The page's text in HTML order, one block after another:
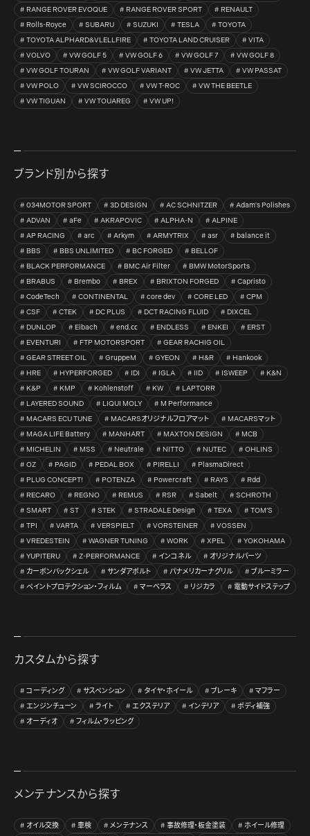
RANGE ROVER EVOQUE RANGE ROVER SPORT
RENAULT
Rolls-Royce
SUBARU SUZUKI TESLA
TOYOTA
TOYOTA ALPHARD&VLELLFIRE
TOYOTA LAND CRUISER
VITA
VOLVO
VW GOLF 5 VW GOLF 6 VW GOLF 7
VW GOLF 8
VW GOLF TOURAN
VW GOLF VARIANT VW JETTA
VW PASSAT
VW POLO
VW SCIROCCO VW T-ROC
VW THE BEETLE
VW TIGUAN
VW TOUAREG VW UP!
ブランド別から探す
034MOTOR SPORT 3D DESIGN AC SCHNITZER
Adam's Polishes
ADVAN
aFe AKRAPOVIC ALPHA-N
ALPINE
AP RACING
arc Arkym ARMYTRIX asr
balance it
BBS
BBS UNLIMITED BC FORGED
BELLOF
BLACK PERFORMANCE
BMC Air Filter
BMW MotorSports
BRABUS
Brembo BREX BRIXTON FORGED
Capristo
CodeTech
CONTINENTAL core dev CORE LED
CPM
CSF
CTEK DC PLUS DCT RACING FLUID
DIXCEL
DUNLOP
Eibach end.㏄ ENDLESS ENKEI
ERST
EVENTURI
FTP MOTORSPORT
GEAR RACHIG OIL
GEAR STREET OIL
GruppeM GYEON H&R
Hankook
HRE
HYPERFORGED IDI IGLA IID ISWEEP
K&N
K&P
KMP Kohlenstoff KW
LAPTORR
LAYERED SOUND
LIQUI MOLY
M Performance
MACARS ECU TUNE
MACARSオリジナルフロアマット
MACARSマット
MAGA LIFE Battery
MANHART MAXTON DESIGN
MCB
MICHELIN
MSS Neutrale NITTO NUTEC
OHLINS
OZ
PAGID PEDAL BOX PIRELLI
PlasmaDirect
PLUG CONCEPT!
POTENZA Powercraft RAYS
Rdd
RECARO
REGNO REMUS RSR Sabelt
SCHROTH
SMART
ST STEK STRADALE Design TEXA
TOM’S
TPI
VARTA VERSPIELT VORSTEINER
VOSSEN
VREDESTEIN
WAGNER TUNING WORK XPEL
YOKOHAMA
YUPITERU
Z-PERFORMANCE インコネル
オリジナルパーツ
カーボンバックシェル
サンダアボルト パナメリカーナグリル
ブルーミラー
ペイントプロテクション・フィルム
マーベラス リジカラ 電動サイドステップ
カスタムから探す
コーディング サスペンション タイヤ・ホイール ブレーキ
マフラー
エンジンチューン
ライト エクステリア インテリア
ボディ補強
オーディオ
フィルム・ラッピング
メンテナンスから探す
オイル交換 車検 メンテナンス 事故修理・板金塗装
ホイール修理